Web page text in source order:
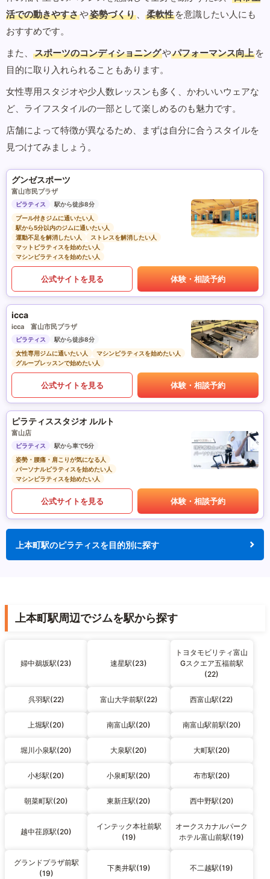
活での動きやすさや姿勢づくり 、 柔軟性 を意識したい人にも
おすすめです。
また、
スポーツのコンディショニングやパフォーマンス向上 を
目的に取り入れられることもあります。
女性専用スタジオや少人数レッスンも多く、かわいいウェアな
ど、ライフスタイルの一部として楽しめるのも魅力です。
店舗によって特徴が異なるため、まずは自分に合うスタイルを
見つけてみましょう。
グンゼスポーツ
富山市民プラザ
ピラティス
駅から徒歩8分
プール付きジムに通いたい人
駅から5分以内のジムに通いたい人
運動不足を解消したい人
ストレスを解消したい人
マットピラティスを始めたい人
マシンピラティスを始めたい人
公式サイトを見る 体験・相談予約
icca
icca 富山市民プラザ
ピラティス
駅から徒歩8分
女性専用ジムに通いたい人
マシンピラティスを始めたい人
グループレッスンで始めたい人
公式サイトを見る 体験・相談予約
ピラティススタジオ ルルト
富山店
ピラティス
駅から車で5分
姿勢・腰痛・肩こりが気になる人
パーソナルピラティスを始めたい人
マシンピラティスを始めたい人
公式サイトを見る 体験・相談予約
上本町駅のピラティスを目的別に探す
上本町駅周辺でジムを駅から探す
婦中鵜坂駅(23) 速星駅(23)
トヨタモビリティ富山
Gスクエア五福前駅
(22)
呉羽駅(22) 富山大学前駅(22) 西富山駅(22)
上堀駅(20) 南富山駅(20) 南富山駅前駅(20)
堀川小泉駅(20) 大泉駅(20) 大町駅(20)
小杉駅(20) 小泉町駅(20) 布市駅(20)
朝菜町駅(20) 東新庄駅(20) 西中野駅(20)
越中荏原駅(20)
インテック本社前駅
(19)
オークスカナルパーク
ホテル富山前駅(19)
グランドプラザ前駅
(19)
下奥井駅(19) 不二越駅(19)